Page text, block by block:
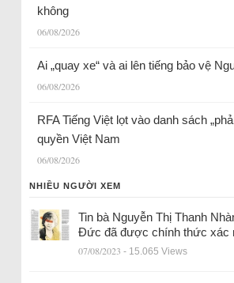
không
06/08/2026
Ai „quay xe“ và ai lên tiếng bảo vệ
06/08/2026
RFA Tiếng Việt lọt vào danh sách
quyền Việt Nam
06/08/2026
NHIỀU NGƯỜI XEM
Tin bà Nguyễn Thị Thanh
Đức đã được chính thức xác
07/08/2023 - 15.065 Views